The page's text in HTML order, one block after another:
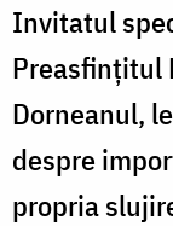
Invitatul
Preasfințitul
Dorneanul,
despre
propria